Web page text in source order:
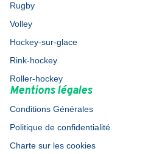
Rugby
Volley
Hockey-sur-glace
Rink-hockey
Roller-hockey
Mentions légales
Conditions Générales
Politique de confidentialité
Charte sur les cookies